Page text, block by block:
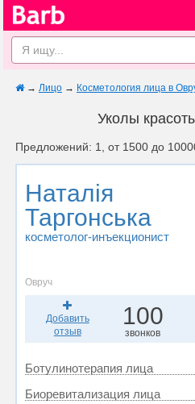
→ Лицо → Косметология лица в
Уколы
Предложений: 1, от 1500 до
Наталія
Таргонська
косметолог-инъекционист
Овруч
Добавить
отзыв
100
звонков
Ботулинотерапия лица
Биоревитализация лица